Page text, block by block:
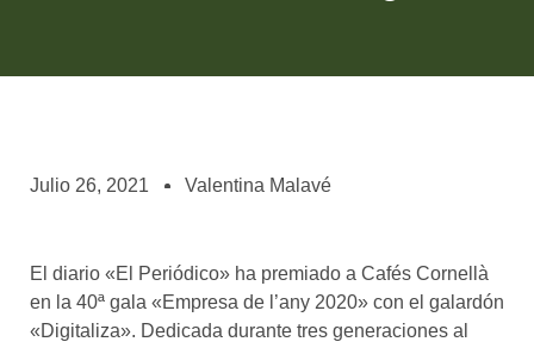
asociados
el café siempre tiene
algo nuevo que
enseñarnos
Julio 26, 2021 Valentina Malavé
El diario «El Periódico» ha premiado a Cafés Cornellà
en la 40ª gala «Empresa de l’any 2020» con el galardón
«Digitaliza». Dedicada durante tres generaciones al